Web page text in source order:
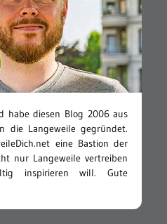
habe diesen Blog 2006 aus
die Langeweile gegründet.
eine Bastion der
nur Langeweile vertreiben
inspirieren will. Gute